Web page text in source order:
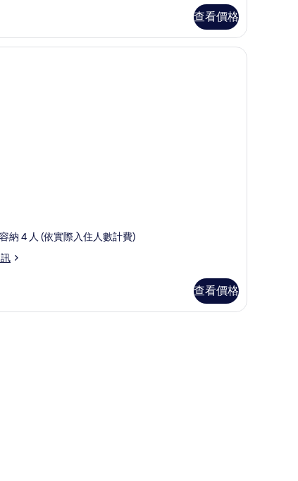
查看價格
納 4 人 (依實際入住人數計費)
查看價格